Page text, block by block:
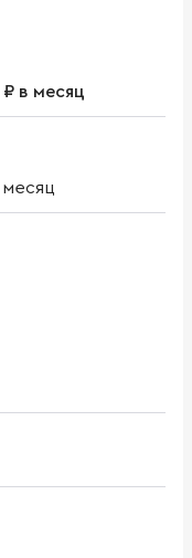
в месяц
месяц